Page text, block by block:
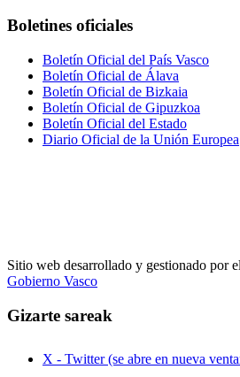
Boletines oficiales
Boletín Oficial del País Vasco
Boletín Oficial de Álava
Boletín Oficial de Bizkaia
Boletín Oficial de Gipuzkoa
Boletín Oficial del Estado
Diario Oficial de la Unión Europea
Sitio web desarrollado y gestionado por el
Gobierno Vasco
Gizarte sareak
X - Twitter (se abre en nueva